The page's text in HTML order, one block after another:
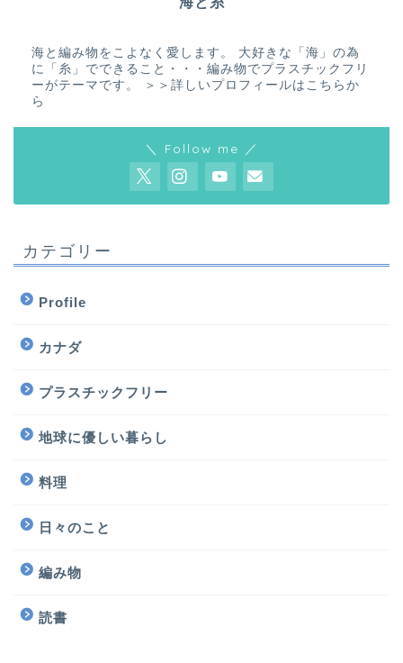
海と編み物をこよなく愛します。 大好きな「海」の為
に「糸」でできること・・・編み物でプラスチックフリ
ーがテーマです。
＞＞詳しいプロフィールはこちらか
ら
＼ Follow me ／
カテゴリー
Profile
カナダ
プラスチックフリー
地球に優しい暮らし
料理
日々のこと
編み物
読書